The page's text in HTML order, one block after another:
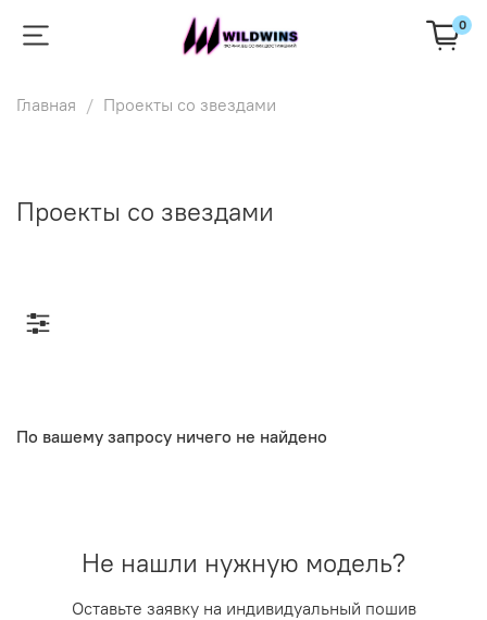
0
Главная Проекты со звездами
Проекты со звездами
По вашему запросу ничего не найдено
Не нашли нужную модель?
Оставьте заявку на индивидуальный пошив